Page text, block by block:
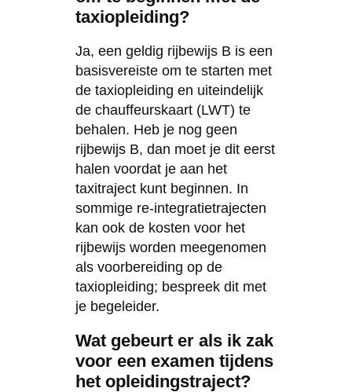
taxiopleiding?
Ja, een geldig rijbewijs B is een
basisvereiste om te starten met
de taxiopleiding en uiteindelijk
de chauffeurskaart (LWT) te
behalen. Heb je nog geen
rijbewijs B, dan moet je dit eerst
halen voordat je aan het
taxitraject kunt beginnen. In
sommige re-integratietrajecten
kan ook de kosten voor het
rijbewijs worden meegenomen
als voorbereiding op de
taxiopleiding; bespreek dit met
je begeleider.
Wat gebeurt er als ik zak
voor een examen tijdens
het opleidingstraject?